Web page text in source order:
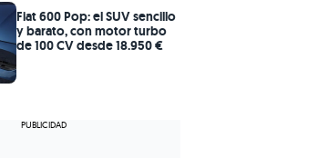
Fiat 600 Pop: el SUV sencillo
y barato, con motor turbo
de 100 CV desde 18.950 €